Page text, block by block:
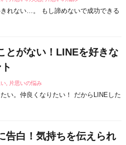
れない…。 もし諦めないで成功できる
とがない！LINEを好きな
い 片思いの悩み
い。仲良くなりたい！ だからLINEした
告白！気持ちを伝えられ